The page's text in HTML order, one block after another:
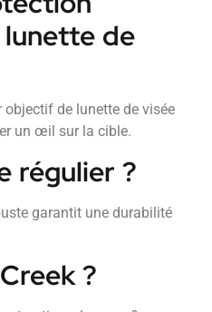
lunette de
objectif de lunette de visée
un œil sur la cible.
régulier ?
garantit une durabilité
?